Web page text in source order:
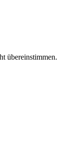
übereinstimmen.